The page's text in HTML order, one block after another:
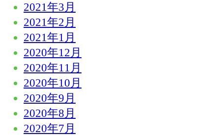
2021年3月
2021年2月
2021年1月
2020年12月
2020年11月
2020年10月
2020年9月
2020年8月
2020年7月